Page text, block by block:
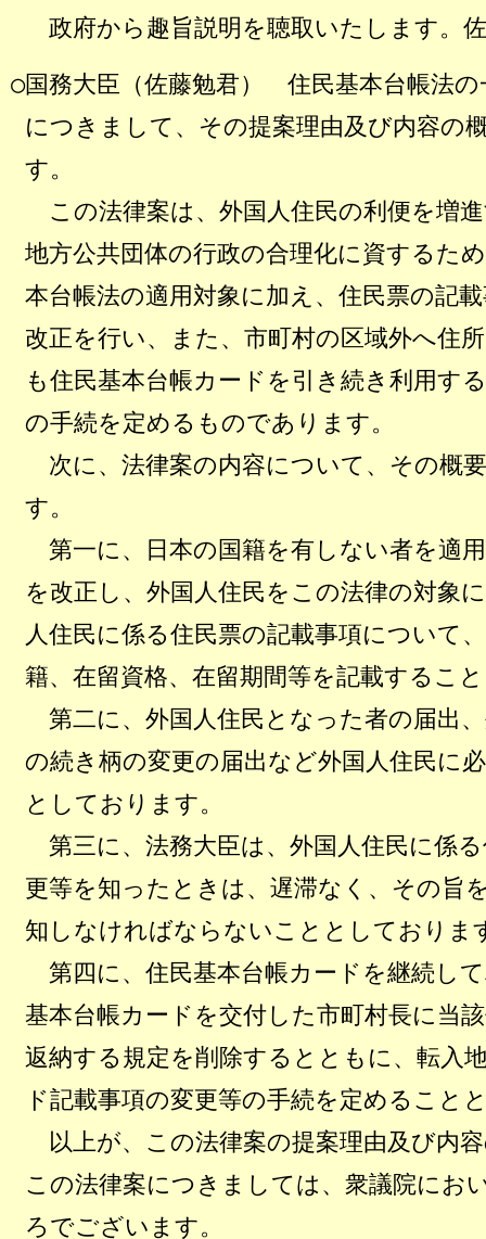
政府から趣旨説明を聴取いたします。
○国務大臣（佐藤勉君）
住民基本台帳法の
につきまして、その提案理由及び内容の
す。
この法律案は、外国人住民の利便を増
地方公共団体の行政の合理化に資するた
本台帳法の適用対象に加え、住民票の記
改正を行い、また、市町村の区域外へ住
も住民基本台帳カードを引き続き利用す
の手続を定めるものであります。
次に、法律案の内容について、その概
す。
第一に、日本の国籍を有しない者を適
を改正し、外国人住民をこの法律の対象
人住民に係る住民票の記載事項について
籍、在留資格、在留期間等を記載するこ
第二に、外国人住民となった者の届出
の続き柄の変更の届出など外国人住民に
としております。
第三に、法務大臣は、外国人住民に係
更等を知ったときは、遅滞なく、その旨
知しなければならないこととしておりま
第四に、住民基本台帳カードを継続し
基本台帳カードを交付した市町村長に当
返納する規定を削除するとともに、転入
ド記載事項の変更等の手続を定めること
以上が、この法律案の提案理由及び内
この法律案につきましては、衆議院にお
ろでございます。